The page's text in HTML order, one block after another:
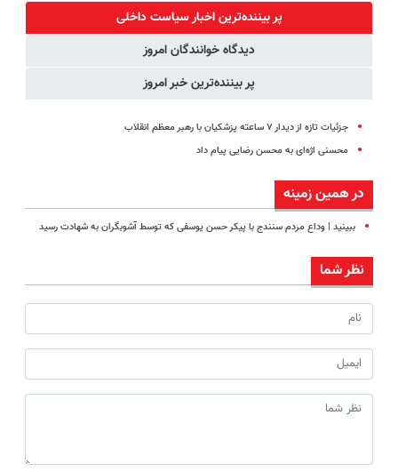
کننده خانگی
سبک و مقاوم |
پرداخت قسطی
پر بیننده‌ترین اخبار سیاست داخلی
دیدگاه خوانندگان امروز
پر بیننده‌ترین خبر امروز
جزئیات تازه از دیدار ۷ ساعته پزشکیان با رهبر معظم انقلاب
محسنی اژه‌ای به محسن رضایی پیام داد
در همین زمینه
ببینید | وداع مردم سنندج با پیکر حسن یوسفی که توسط آشوبگران به شهادت رسید
نظر شما